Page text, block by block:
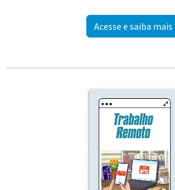
Acesse e saiba mais